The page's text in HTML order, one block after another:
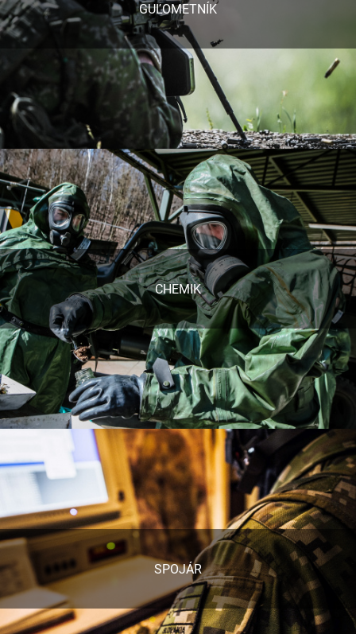
GUĽOMETNÍK
CHEMIK
SPOJÁR